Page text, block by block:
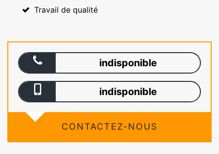
Travail de qualité
indisponible
indisponible
CONTACTEZ-NOUS